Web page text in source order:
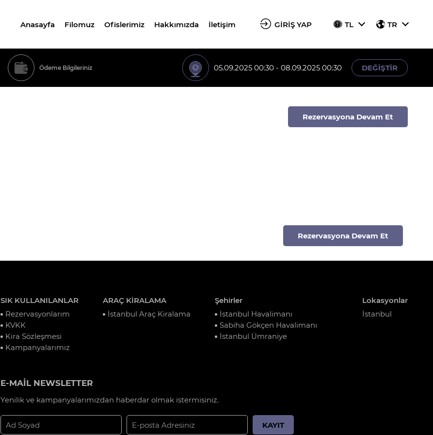
Anasayfa Filomuz Ofislerimiz Hakkımızda İletişim GİRİŞ YAP TL TR
Ödeme Bilgileriniz 05.09.2025 00:30 - 08.09.2025 00:30 DEĞİŞTİR
Rezervasyona Devam Et
Rezervasyona Devam Et
SIK KULLANILANLAR
Rezervasyonlarım
KVKK
Kira Sözleşmesi
Kampanyalarımız
ARAÇ KİRALAMA
İstanbul Araç Kiralama
Şehirler
İstanbul Havalimanı
Sabiha Gökçen Havalimanı
İstanbul Ümraniye
Lokasyonlar
İstanbul
E-MAİL NEWSLETTER
Yenilik ve kampanyalarımızdan haberdar olmak istermisiniz.
KAYIT